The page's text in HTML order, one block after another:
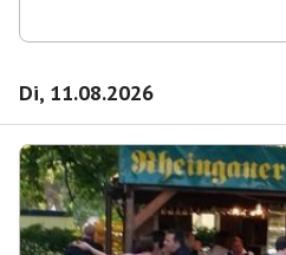
Di, 11.08.2026